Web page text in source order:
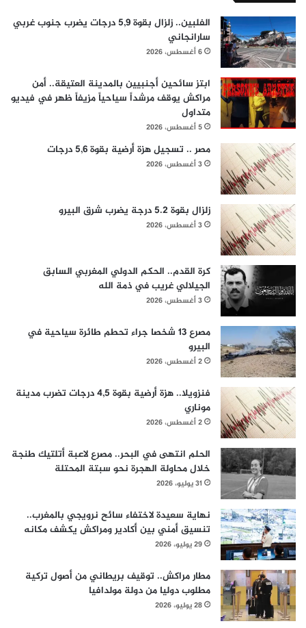
الفلبين.. زلزال بقوة 5,9 درجات يضرب جنوب غربي
سارانجاني
6 أغسطس، 2026
ابتز سائحين أجنبيين بالمدينة العتيقة.. أمن
مراكش يوقف مرشداً سياحياً مزيفاً ظهر في فيديو
متداول
5 أغسطس، 2026
مصر .. تسجيل هزة أرضية بقوة 5,6 درجات
3 أغسطس، 2026
زلزال بقوة 5.2 درجة يضرب شرق البيرو
3 أغسطس، 2026
كرة القدم.. الحكم الدولي المغربي السابق
الجيلالي غريب في ذمة الله
3 أغسطس، 2026
مصرع 13 شخصا جراء تحطم طائرة سياحية في
البيرو
2 أغسطس، 2026
فنزويلا.. هزة أرضية بقوة 4,5 درجات تضرب مدينة
موناري
2 أغسطس، 2026
الحلم انتهى في البحر.. مصرع لاعبة أتلتيك طنجة
خلال محاولة الهجرة نحو سبتة المحتلة
31 يوليو، 2026
نهاية سعيدة لاختفاء سائح نرويجي بالمغرب..
تنسيق أمني بين أكادير ومراكش يكشف مكانه
29 يوليو، 2026
مطار مراكش.. توقيف بريطاني من أصول تركية
مطلوب دوليا من دولة مولدافيا
28 يوليو، 2026